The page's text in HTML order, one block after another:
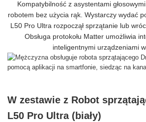
Kompatybilność z asystentami
robotem bez użycia rąk. Wystarczy wydać
L50 Pro Ultra rozpoczął sprzątanie lub
Obsługa protokołu Matter umożliwia
inteligentnymi urządzeniami w
W zestawie z Robot
L50 Pro Ultra (biały)